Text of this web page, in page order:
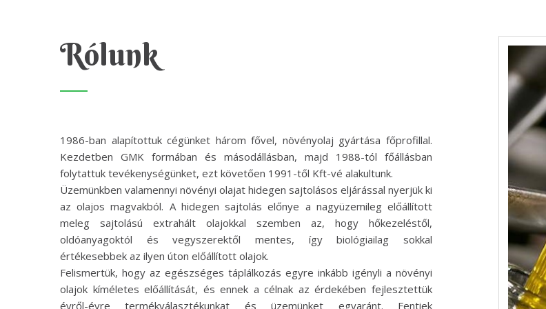
Rólunk
1986-ban alapítottuk cégünket három fővel, növényolaj gyártása főprofillal.
Kezdetben GMK formában és másodállásban, majd 1988-tól főállásban
folytattuk tevékenységünket, ezt követően 1991-től Kft-vé alakultunk.
Üzemünkben valamennyi növényi olajat hidegen sajtolásos eljárással nyerjük ki
az olajos magvakból. A hidegen sajtolás előnye a nagyüzemileg előállított
meleg sajtolású extrahált olajokkal szemben az, hogy hőkezeléstől,
oldóanyagoktól és vegyszerektől mentes, így biológiailag sokkal
értékesebbek az ilyen úton előállított olajok.
Felismertük, hogy az egészséges táplálkozás egyre inkább igényli a növényi
olajok kíméletes előállítását, és ennek a célnak az érdekében fejlesztettük
évről-évre termékválasztékunkat és üzemünket egyaránt. Fentiek